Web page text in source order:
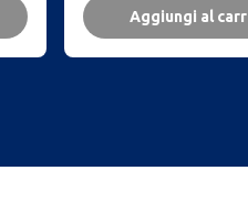
Aggiungi al